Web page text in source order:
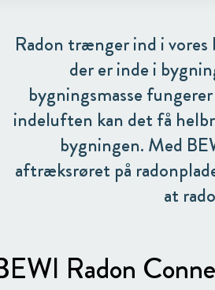
Radon trænger ind i
der er inde i
bygningsmasse
indeluften kan det få
bygningen. Med
aftræksrøret på
at
Radon